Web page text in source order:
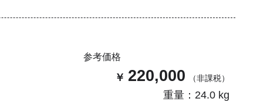
参考価格
220,000
重量：24.0 kg